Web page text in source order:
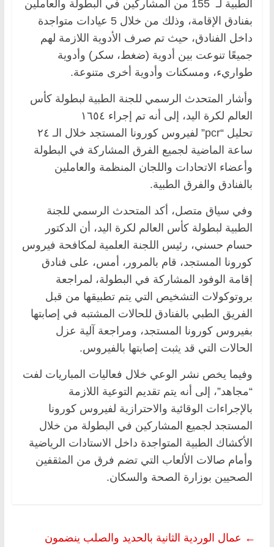
الطبية لـ 155 من المشاركين في البطولة والعاملين
بفنادق الإقامة، وذلك من خلال 5 عيادات متواجدة
داخل الفنادق، حيث تم صرف الأدوية اللازمة لهم
جميعًا تنوعت بين أدوية (ضغط، سكر) وأدوية
طواريء، ومسكنات وأدوية أخرى متنوعة.
وأشار المتحدث الرسمي للجنة الطبية لبطولة كأس
العالم لكرة اليد، إلى أنه تم إجراء ١٦٥٤
تحليل “pcr” لفيروس كورونا المستجد خلال الـ ٢٤
ساعة الماضية لجميع الفرق المشاركة في البطولة
وأعضاء الاتحادات واللجان المنظمة والعاملين
بالفنادق والفرق الطبية.
وفي سياق متصل، أكد المتحدث الرسمي للجنة
الطبية لبطولة كأس العالم لكرة اليد، أن الدكتور
حسام حسني، رئيس اللجنة العلمية لمكافحة فيروس
كورونا المستجد، قام بالمرور، أمس، على فنادق
إقامة الوفود المشاركة في البطولة، لمراجعة
بروتوكولات التشخيص التي يتم تطبيقها من قبل
الفريق الطبي بالفنادق للحالات المشتبه في إصابتها
بفيروس كورونا المستجد، ومراجعة آلية عزل
الحالات التي قد يثبت إصابتها بالفيروس.
وفيما يخص نشر الوعي خلال فعاليات المباريات لفت
“مجاهد”، إلى أنه يتم تقديم التوعية اللازمة
بالإجراءات الوقائية والاحترازية لفيروس كورونا
المستجد لجميع المشاركين في البطولة من خلال
الأكشاك الطبية المتواجدة داخل الاستادات الرياضية
وأمام صالات الألعاب التي تضم فرق من المثقفين
الصحيين بوزارة الصحة والسكان.
← عمال الوردية الثانية بالحديد والصلب ينضمون